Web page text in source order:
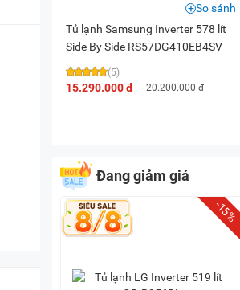
Tủ lạnh Samsung Inverter 578 lít
Side By Side RS57DG410EB4SV
(5)
15.290.000 đ 20.200.000 đ
So sánh
Đang giảm giá
-15%